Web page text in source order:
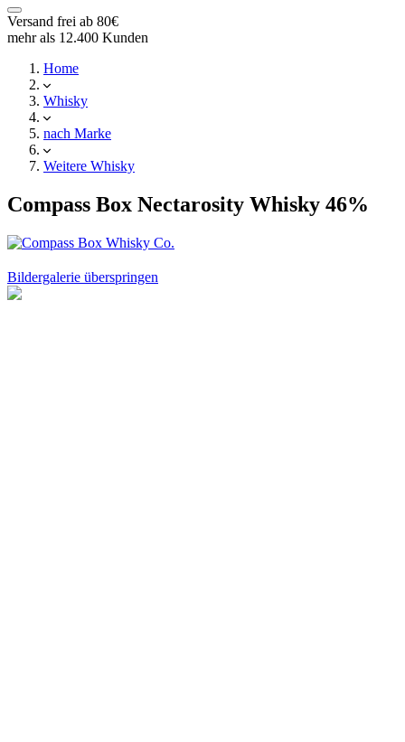
Versand frei ab 80€
mehr als 12.400 Kunden
Home
Whisky
nach Marke
Weitere Whisky
Compass Box Nectarosity Whisky 46%
Bildergalerie überspringen